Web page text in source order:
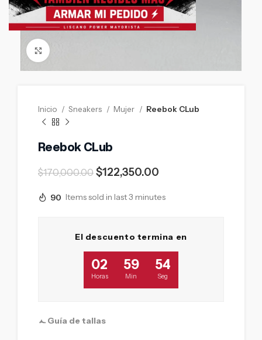
Inicio Sneakers Mujer Reebok CLub
Reebok CLub
$170,000.00 $122,350.00
90 Items sold in last 3 minutes
El descuento termina en
02
Horas
59
Min
53
Seg
Guía de tallas